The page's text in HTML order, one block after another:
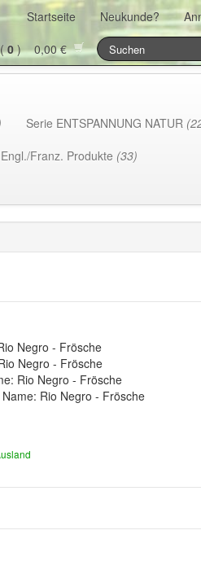
Startseite Neukunde?
0) 0,00 €
Serie ENTSPANNUNG NATUR
Engl./Franz. Produkte (33)
Negro - Frösche
Negro - Frösche
Rio Negro - Frösche
Rio Negro - Frösche